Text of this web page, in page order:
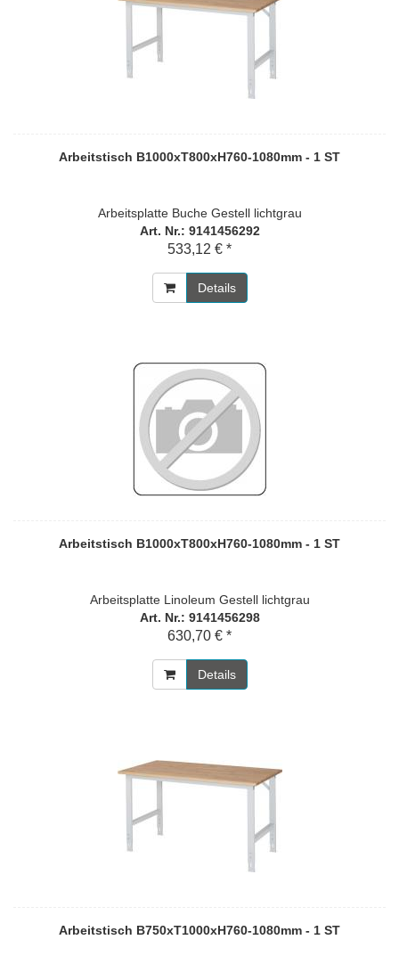
Arbeitstisch B1000xT800xH760-1080mm - 1 ST
Arbeitsplatte Buche Gestell lichtgrau
Art. Nr.: 9141456292
533,12 € *
Details
Arbeitstisch B1000xT800xH760-1080mm - 1 ST
Arbeitsplatte Linoleum Gestell lichtgrau
Art. Nr.: 9141456298
630,70 € *
Details
Arbeitstisch B750xT1000xH760-1080mm - 1 ST